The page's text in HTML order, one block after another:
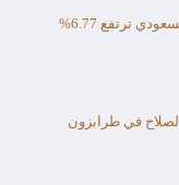
السيولة النقدية في الاقتصاد السعودي ترتفع 6.77%
لصلاح في طرابزون